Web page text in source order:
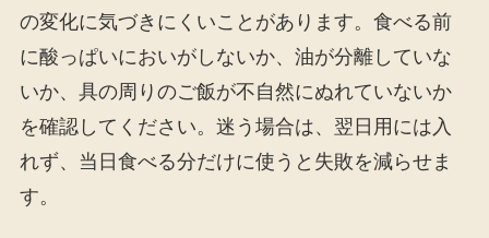
の変化に気づきにくいことがあります。食べる前
に酸っぱいにおいがしないか、油が分離していな
いか、具の周りのご飯が不自然にぬれていないか
を確認してください。迷う場合は、翌日用には入
れず、当日食べる分だけに使うと失敗を減らせま
す。